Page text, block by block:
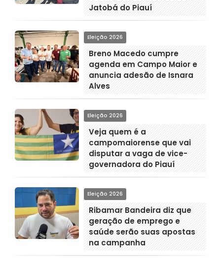
Jatobá do Piauí
Eleição 2026
Breno Macedo cumpre
agenda em Campo Maior e
anuncia adesão de Isnara
Alves
Eleição 2026
Veja quem é a
campomaiorense que vai
disputar a vaga de vice-
governadora do Piauí
Eleição 2026
Ribamar Bandeira diz que
geração de emprego e
saúde serão suas apostas
na campanha